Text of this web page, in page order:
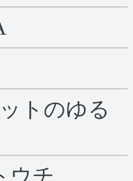
トのゆる
ウチ